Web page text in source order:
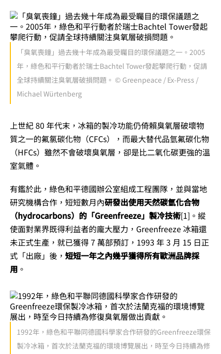
「臭氧喪鐘」過去幾十年成為最受矚目的環保議題之一。2005
年，綠色和平行動者於瑞士Bachtel Tower發起攀爬行動，促請
全球持續關注臭氧層破損問題。 © Greenpeace / Ex-Press /
Michael Würtenberg
上世紀 80 年代末，冰箱的製冷功能仍倚賴臭氧層破壞物
質之一的氟氯碳化物（CFCs），而最大替代品氫氟碳化物
（HFCs）雖然不會破壞臭氧層，卻是比二氧化碳更強的溫
室氣體。
有鑑於此，綠色和平德國辦公室組成工程團隊，並與當地
研究機構合作，短短數月內研發出使用天然碳氫化合物
（hydrocarbons）的 「Greenfreeze」製冷技術[1] 。縱
使面對業界既得利益者的龐大壓力，Greenfreeze 冰箱還
未正式生產，就已獲得 7 萬部預訂，1993 年 3 月 15 日正
式「出廠」後， 短短一年之內幾乎獲得所有歐洲品牌採
用 。
1992年，綠色和平聯同德國科學家合作研發的Greenfreeze環保
製冷冰箱，首次於法蘭克福的環境博覽展出，時至今日持續為修